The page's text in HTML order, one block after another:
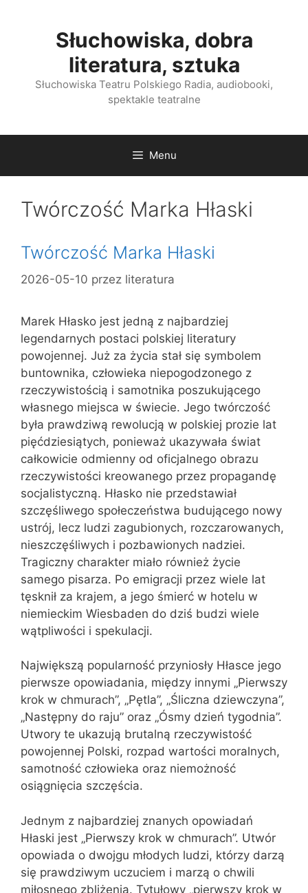
Słuchowiska, dobra
literatura, sztuka
Słuchowiska Teatru Polskiego Radia, audiobooki,
spektakle teatralne
Menu
Twórczość Marka Hłaski
Twórczość Marka Hłaski
2026-05-10 przez literatura
Marek Hłasko jest jedną z najbardziej
legendarnych postaci polskiej literatury
powojennej. Już za życia stał się symbolem
buntownika, człowieka niepogodzonego z
rzeczywistością i samotnika poszukującego
własnego miejsca w świecie. Jego twórczość
była prawdziwą rewolucją w polskiej prozie lat
pięćdziesiątych, ponieważ ukazywała świat
całkowicie odmienny od oficjalnego obrazu
rzeczywistości kreowanego przez propagandę
socjalistyczną. Hłasko nie przedstawiał
szczęśliwego społeczeństwa budującego nowy
ustrój, lecz ludzi zagubionych, rozczarowanych,
nieszczęśliwych i pozbawionych nadziei.
Tragiczny charakter miało również życie
samego pisarza. Po emigracji przez wiele lat
tęsknił za krajem, a jego śmierć w hotelu w
niemieckim Wiesbaden do dziś budzi wiele
wątpliwości i spekulacji.
Największą popularność przyniosły Hłasce jego
pierwsze opowiadania, między innymi „Pierwszy
krok w chmurach”, „Pętla”, „Śliczna dziewczyna”,
„Następny do raju” oraz „Ósmy dzień tygodnia”.
Utwory te ukazują brutalną rzeczywistość
powojennej Polski, rozpad wartości moralnych,
samotność człowieka oraz niemożność
osiągnięcia szczęścia.
Jednym z najbardziej znanych opowiadań
Hłaski jest „Pierwszy krok w chmurach”. Utwór
opowiada o dwojgu młodych ludzi, którzy darzą
się prawdziwym uczuciem i marzą o chwili
miłosnego zbliżenia. Tytułowy „pierwszy krok w